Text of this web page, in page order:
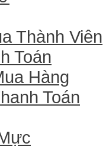
Thành Viên
Toán
Hàng
Toán